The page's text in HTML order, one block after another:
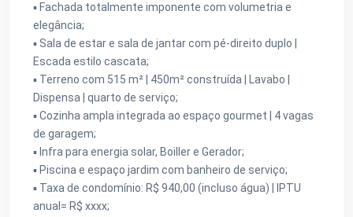
▪️ Fachada totalmente imponente com volumetria e
elegância;
▪️ Sala de estar e sala de jantar com pé-direito duplo |
Escada estilo cascata;
▪️ Terreno com 515 m² | 450m² construída | Lavabo |
Dispensa | quarto de serviço;
▪️ Cozinha ampla integrada ao espaço gourmet | 4 vagas
de garagem;
▪️ Infra para energia solar, Boiller e Gerador;
▪️ Piscina e espaço jardim com banheiro de serviço;
▪️ Taxa de condomínio: R$ 940,00 (incluso água) | IPTU
anual= R$ xxxx;